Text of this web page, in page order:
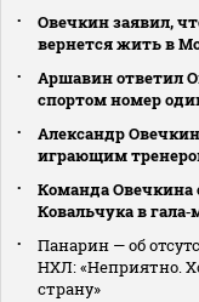
Овечкин заявил,
вернется жить в
Аршавин ответил
спортом номер
Александр
играющим
Команда Овечкина
Ковальчука в
Панарин — об
НХЛ: «Неприятно.
страну»